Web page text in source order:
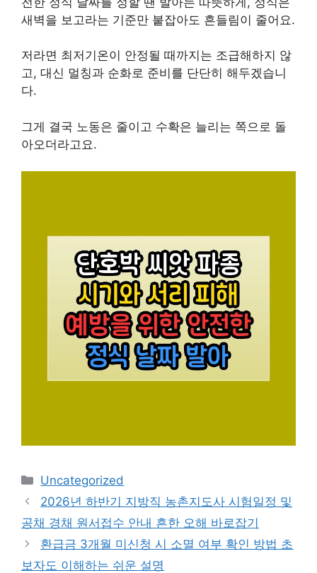
새벽을 보고라는 기준만 붙잡아도 흔들림이 줄어요.
저라면 최저기온이 안정될 때까지는 조급해하지 않
고, 대신 멀칭과 순화로 준비를 단단히 해두겠습니
다.
그게 결국 노동은 줄이고 수확은 늘리는 쪽으로 돌
아오더라고요.
카
테
리
Uncategorized
2026년 하반기 지방직 농촌지도사 시험일정 및
공채 경채 원서접수 안내 흔한 오해 바로잡기
환급금 3개월 미신청 시 소멸 여부 확인 방법 초
보자도 이해하는 쉬운 설명